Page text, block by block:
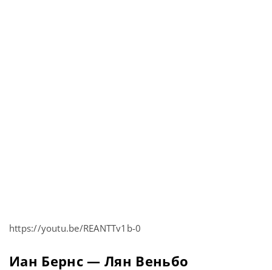
https://youtu.be/REANTTv1b-0
Иан Бернс — Лян Веньбо